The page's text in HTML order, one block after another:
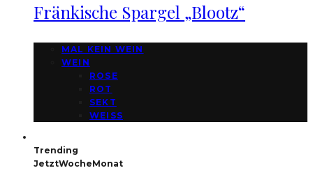
Fränkische Spargel „Blootz“
MAL KEIN WEIN
WEIN
ROSE
ROT
SEKT
WEISS
Trending
JetztWocheMonat